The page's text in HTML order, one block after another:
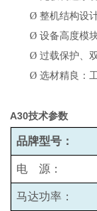
Ø 整机结构设
Ø 设备高度模
Ø 过载保护、
Ø 选材精良：
A30技术参数
品牌型号：
电 源：
马达功率：